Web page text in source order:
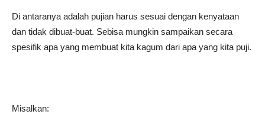
Di antaranya adalah pujian harus sesuai dengan kenyataan
dan tidak dibuat-buat. Sebisa mungkin sampaikan secara
spesifik apa yang membuat kita kagum dari apa yang kita puji.
Misalkan: